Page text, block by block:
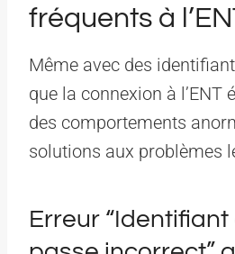
fréquents à
Même avec des
que la connexion à l’ENT
des comportements
solutions aux problèmes
Erreur